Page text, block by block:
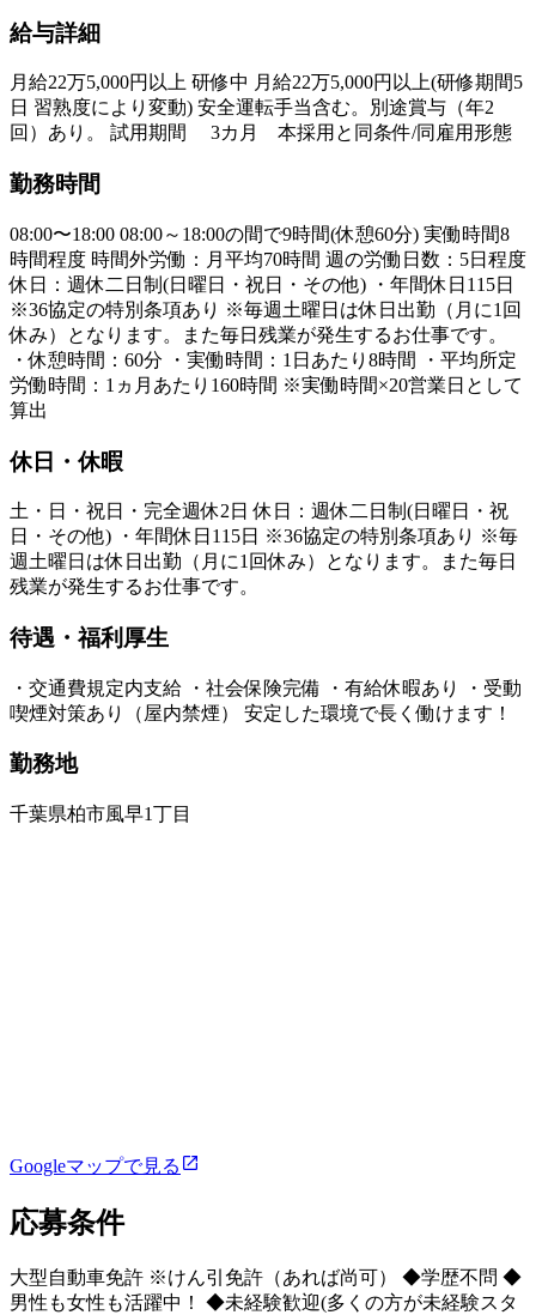
給与詳細
月給22万5,000円以上 研修中 月給22万5,000円以上(研修期間5
日 習熟度により変動) 安全運転手当含む。別途賞与（年2
回）あり。 試用期間 3カ月 本採用と同条件/同雇用形態
勤務時間
08:00〜18:00 08:00～18:00の間で9時間(休憩60分) 実働時間8
時間程度 時間外労働：月平均70時間 週の労働日数：5日程度
休日：週休二日制(日曜日・祝日・その他) ・年間休日115日
※36協定の特別条項あり ※毎週土曜日は休日出勤（月に1回
休み）となります。また毎日残業が発生するお仕事です。
・休憩時間：60分 ・実働時間：1日あたり8時間 ・平均所定
労働時間：1ヵ月あたり160時間 ※実働時間×20営業日として
算出
休日・休暇
土・日・祝日・完全週休2日 休日：週休二日制(日曜日・祝
日・その他) ・年間休日115日 ※36協定の特別条項あり ※毎
週土曜日は休日出勤（月に1回休み）となります。また毎日
残業が発生するお仕事です。
待遇・福利厚生
・交通費規定内支給 ・社会保険完備 ・有給休暇あり ・受動
喫煙対策あり（屋内禁煙） 安定した環境で長く働けます！
勤務地
千葉県柏市風早1丁目
Googleマップで見る
応募条件
大型自動車免許 ※けん引免許（あれば尚可） ◆学歴不問 ◆
男性も女性も活躍中！ ◆未経験歓迎(多くの方が未経験スタ